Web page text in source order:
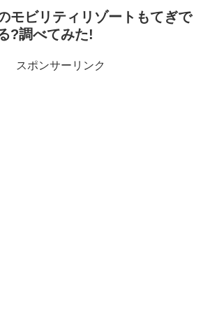
モビリティリゾートもてぎで
?調べてみた!
スポンサーリンク